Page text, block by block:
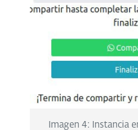
Imagen 4: Instancia